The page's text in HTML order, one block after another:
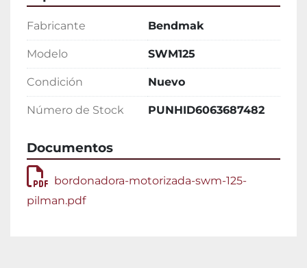
Fabricante Bendmak
Modelo SWM125
Condición Nuevo
Número de Stock PUNHID6063687482
Documentos
bordonadora-motorizada-swm-125-
pilman.pdf